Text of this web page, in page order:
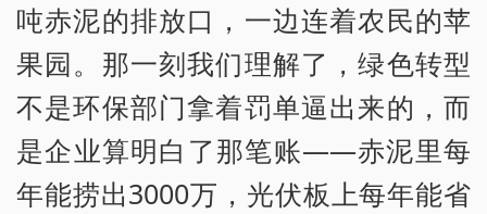
吨赤泥的排放口，一边连着农民的苹
果园。那一刻我们理解了，绿色转型
不是环保部门拿着罚单逼出来的，而
是企业算明白了那笔账——赤泥里每
年能捞出3000万，光伏板上每年能省